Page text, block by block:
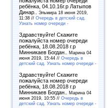
ребёнка, 04.10.16г.р Латыпов
Динар.. Эльмира 18 июня 2019,
11:38 // Очередь в детский сад.
Узнать номер очереди -
Здравствуйте! Скажите
пожалуйста номер очереди
ребёнка, 18.08.2018 г.р
Минникаев Богдан.. Марина 04
июня 2019, 15:44 // Очередь в
детский сад. Узнать номер очереди -
Здравствуйте! Скажите
пожалуйста номер очереди
ребёнка, 18.08.2018 г.р
Минникаев Богдан.. Марина 04
июня 2019, 10:55 // Очередь в
детский сад. Узнать номер очереди -